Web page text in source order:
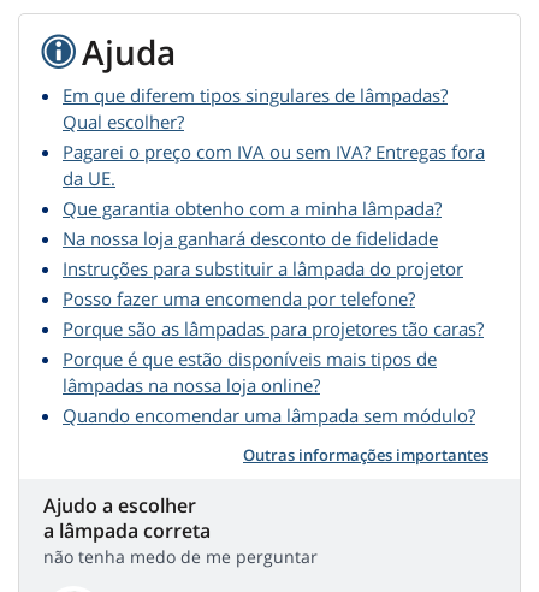
Ajuda
Em que diferem tipos singulares de lâmpadas?
Qual escolher?
Pagarei o preço com IVA ou sem IVA? Entregas fora
da UE.
Que garantia obtenho com a minha lâmpada?
Na nossa loja ganhará desconto de fidelidade
Instruções para substituir a lâmpada do projetor
Posso fazer uma encomenda por telefone?
Porque são as lâmpadas para projetores tão caras?
Porque é que estão disponíveis mais tipos de
lâmpadas na nossa loja online?
Quando encomendar uma lâmpada sem módulo?
Outras informações importantes
Ajudo a escolher
a lâmpada correta
não tenha medo de me perguntar